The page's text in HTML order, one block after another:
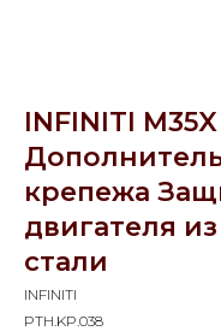
INFINITI
крепежа
двигателя
стали
INFINITI
PTH.KP.038